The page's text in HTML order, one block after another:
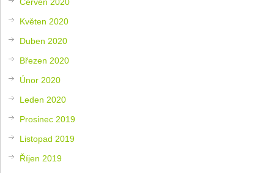
Květen 2020
Duben 2020
Březen 2020
Únor 2020
Leden 2020
Prosinec 2019
Listopad 2019
Říjen 2019